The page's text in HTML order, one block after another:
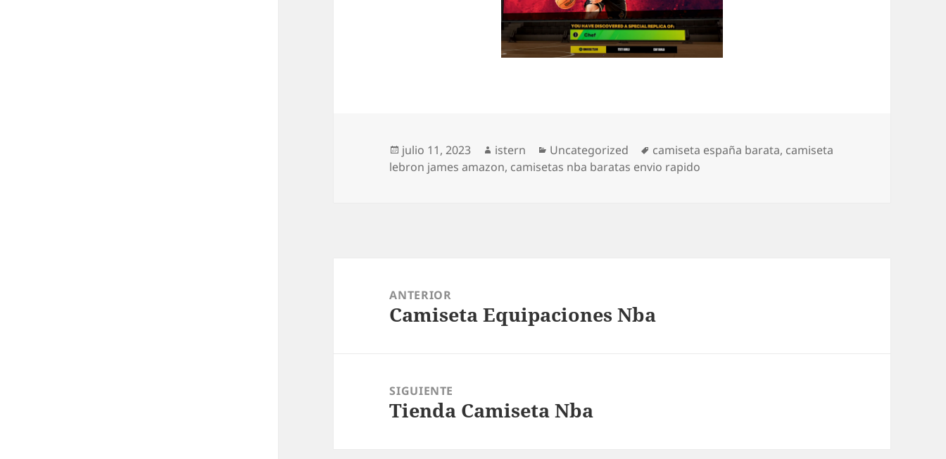
Publicado
el
julio 11, 2023 Autor
istern Categorías
Uncategorized Etiquetas
camiseta españa barata, camiseta
lebron james amazon, camisetas nba baratas envio rapido
entradas
ANTERIOR
Entrada
Camiseta Equipaciones Nba
SIGUIENTE
Entrada
Tienda Camiseta Nba